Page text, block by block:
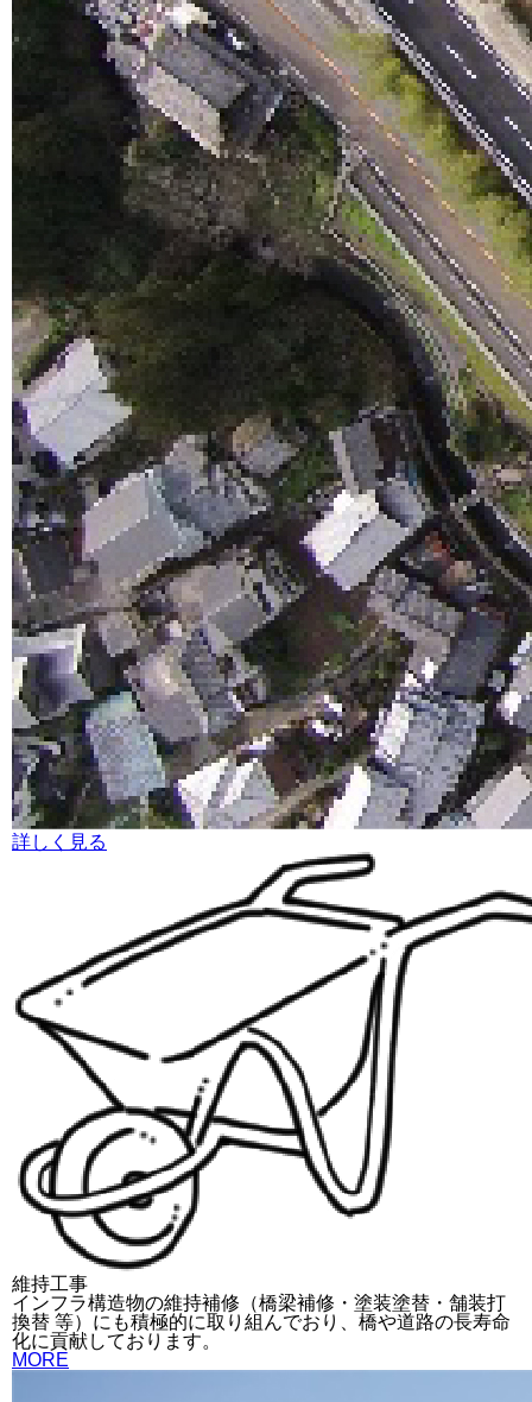
詳しく見る
維持工事
インフラ構造物の維持補修（橋梁補修・塗装塗替・舗装打
換替 等）にも積極的に取り組んでおり、橋や道路の長寿命
化に貢献しております。
MORE